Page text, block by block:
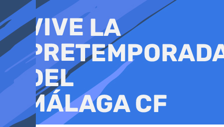
al
contenido